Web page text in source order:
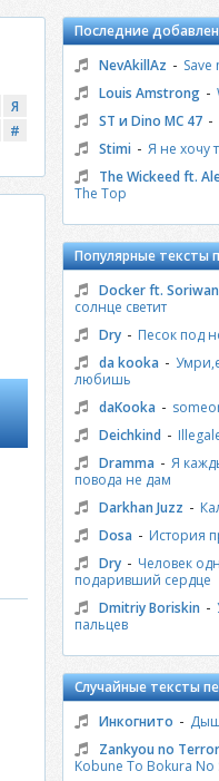
Я
#
Последние
NevAkillAz - Save
Louis Amstrong -
ST и Dino MC 47 -
Stimi - Я не хочу
The Wickeed ft.
The Top
Популярные тексты
Docker ft. Soriwan
солнце светит
Dry - Песок под
da kooka -
любишь
daKooka -
Deichkind -
Dramma - Я
повода не дам
Darkhan Juzz -
Dosa - История
Dry - Человек
подаривший сердце
Dmitriy Boriskin -
пальцев
Случайные тексты
Инкогнито -
Zankyou no Terror
Kobune To Bokura No